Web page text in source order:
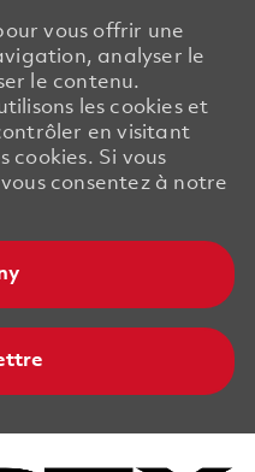
vous offrir une
analyser le
le contenu.
les cookies et
en visitant
cookies. Si vous
consentez à notre